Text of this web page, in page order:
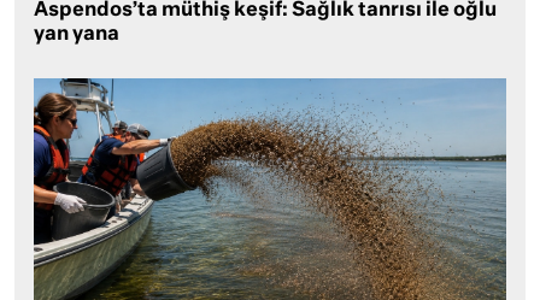
Aspendos’ta müthiş keşif: Sağlık tanrısı ile oğlu
yan yana